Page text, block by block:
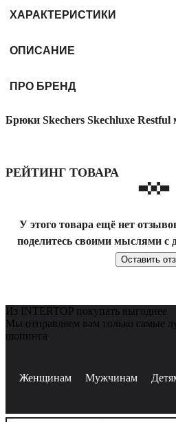
ХАРАКТЕРИСТИКИ
ОПИСАНИЕ
ПРО БРЕНД
Брюки Skechers Skechluxe Restful
РЕЙТИНГ ТОВАРА
У этого товара ещё нет
поделитесь своими мыслями с
Оставить
Из INTERTOP покупать выгоднее
Мы отправляем вам только самые
шопинга
Женщинам Мужчинам